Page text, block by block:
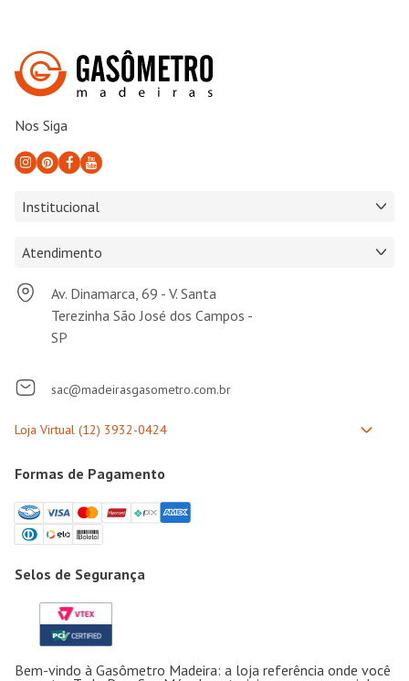
Nos Siga
Institucional
Atendimento
Av. Dinamarca, 69 - V. Santa
Terezinha São José dos Campos -
SP
sac@madeirasgasometro.com.br
Formas de Pagamento
Selos de Segurança
Bem-vindo à Gasômetro Madeira: a loja referência onde você